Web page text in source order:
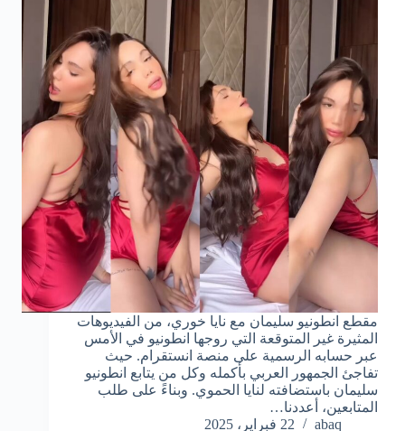
مقطع انطونيو سليمان مع نايا خوري، من الفيديوهات
المثيرة غير المتوقعة التي روجها انطونيو في الأمس
عبر حسابه الرسمية على منصة انستقرام. حيث
تفاجئ الجمهور العربي بأكمله وكل من يتابع انطونيو
سليمان باستضافته لنايا الحموي. وبناءً على طلب
المتابعين، أعددنا…
abaq
22 فبراير، 2025